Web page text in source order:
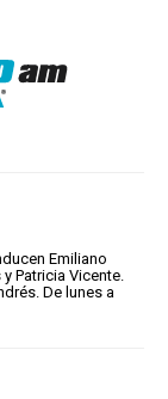
Emiliano
Patricia Vicente.
De lunes a